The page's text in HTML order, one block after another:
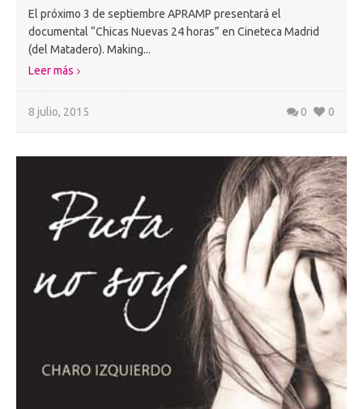
El próximo 3 de septiembre APRAMP presentará el
documental “Chicas Nuevas 24 horas” en Cineteca Madrid
(del Matadero). Making...
Leer más
8 julio, 2015 0 0